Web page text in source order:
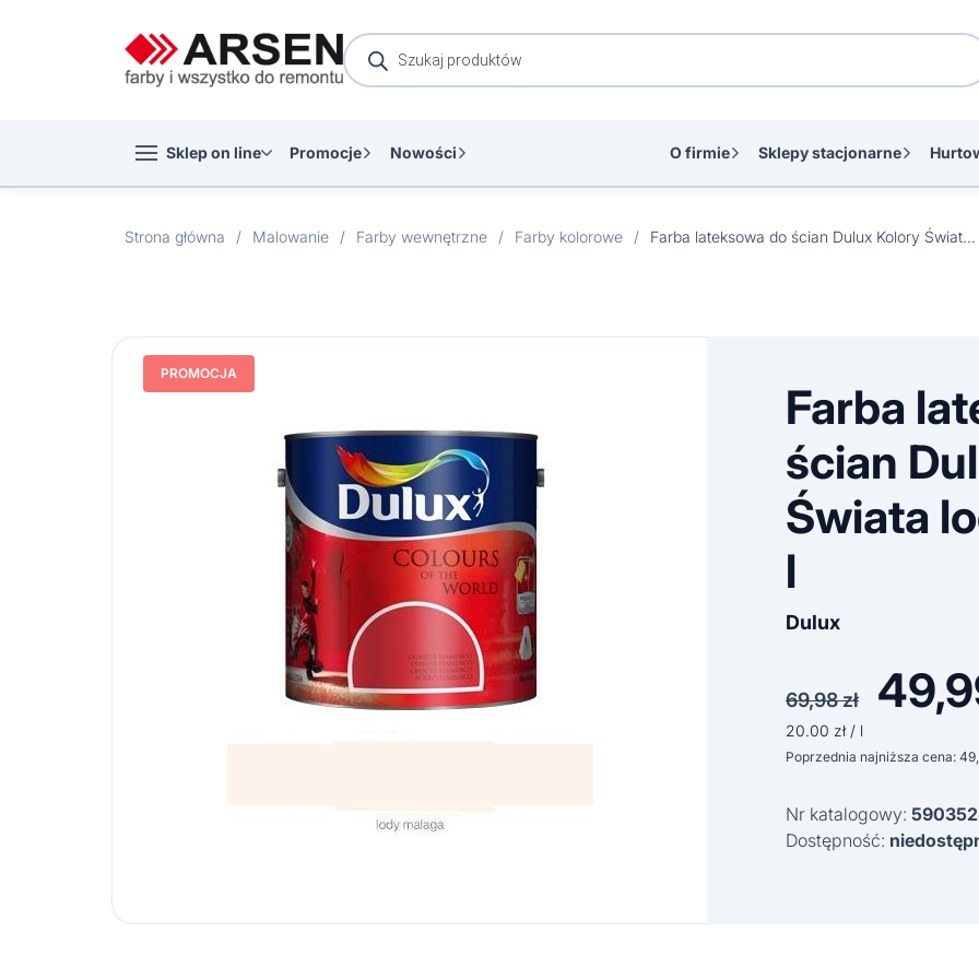
Wyszukiwarka
produktów
Sklep on line Promocje Nowości O firmie Sklepy stacjonarne
Strona główna / Malowanie / Farby wewnętrzne / Farby kolorowe / Farba lateksowa do ścian Dulux Kolory Świata lody malaga 2,5 l
PROMOCJA
Farba
ścian
Świata
l
Dulux
69,98zł
69,98
20.00 zł / l
Poprzednia najniższa cena:
Nr katalogowy:
Dostępność: